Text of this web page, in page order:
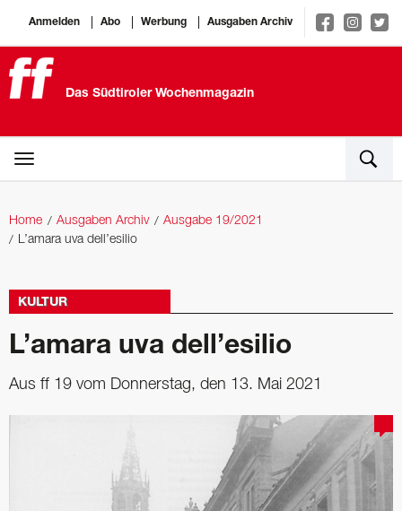
Anmelden Abo Werbung Ausgaben Archiv
Das Südtiroler Wochenmagazin
Home Ausgaben Archiv
Ausgabe 19/2021
L’amara uva dell’esilio
KULTUR
L’amara uva dell’esilio
Aus ff 19 vom Donnerstag, den 13. Mai 2021